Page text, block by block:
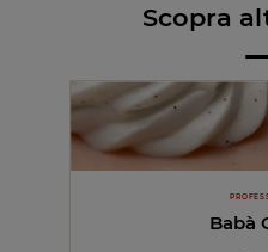
Scopra
Babà